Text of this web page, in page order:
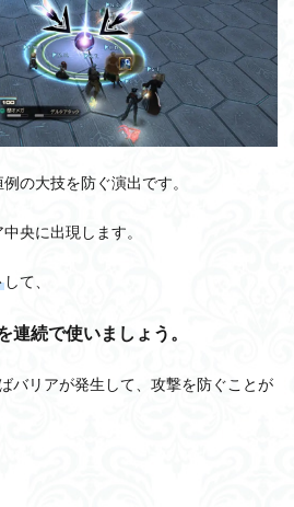
の大技を防ぐ演出です。
央に出現します。
して、
連続で使いましょう。
バリアが発生して、攻撃を防ぐことが